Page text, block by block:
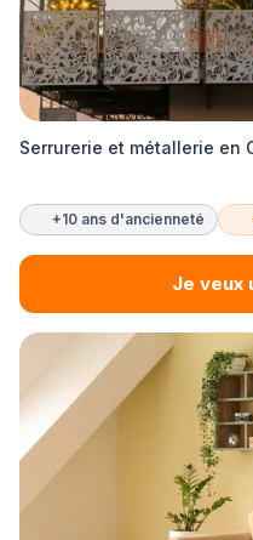
Serrurerie et métallerie en
+10 ans d'ancienneté
Je veux